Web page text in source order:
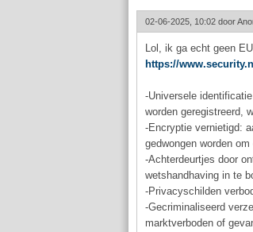
02-06-2025, 10:02 door
Lol, ik ga echt geen
https://
-Universele
worden geregistreerd,
-Encryptie vernietigd:
gedwongen worden
-Achterdeurtjes door
wetshandhaving in te
-Privacyschilden
-Gecriminaliseerd
marktverboden of